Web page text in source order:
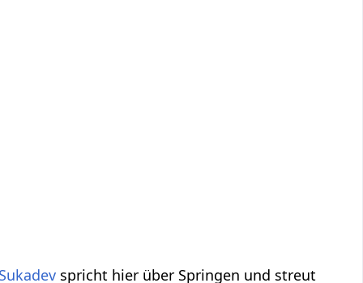
spricht hier über Springen‏‎ und streut